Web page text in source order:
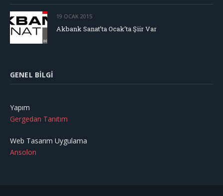
19 OCAK 2015
Akbank Sanat’ta Ocak’ta Şiir Var
GENEL BILGI
Yapım
Gergedan Tanıtım
Web Tasarım Uygulama
Ansolon